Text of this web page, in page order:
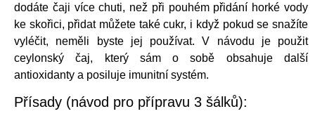
dodáte čaji více chuti, než při pouhém přidání horké vody
ke skořici, přidat můžete také cukr, i když pokud se snažíte
vyléčit, neměli byste jej používat. V návodu je použit
ceylonský čaj, který sám o sobě obsahuje další
antioxidanty a posiluje imunitní systém.
Přísady (návod pro přípravu 3 šálků):